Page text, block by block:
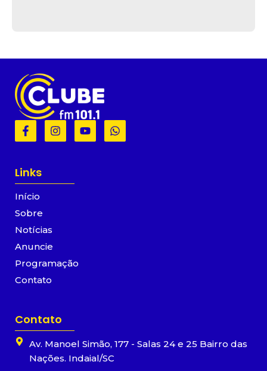
F
a
b
o
k
-
I
n
Y
o
W
h
Links
Início
Sobre
Notícias
Anuncie
Programação
Contato
Contato
Av. Manoel Simão, 177 - Salas 24 e 25 Bairro das
Nações. Indaial/SC